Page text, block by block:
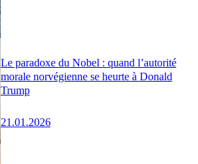
Le paradoxe du Nobel : quand l’autorité
morale norvégienne se heurte à Donald
Trump
21.01.2026